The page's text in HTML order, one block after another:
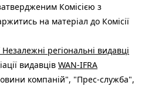
Комісією з
на матеріал до Комісії
Незалежні регіональні видавці
видавців WAN-IFRA
компаній", "Прес-служба",